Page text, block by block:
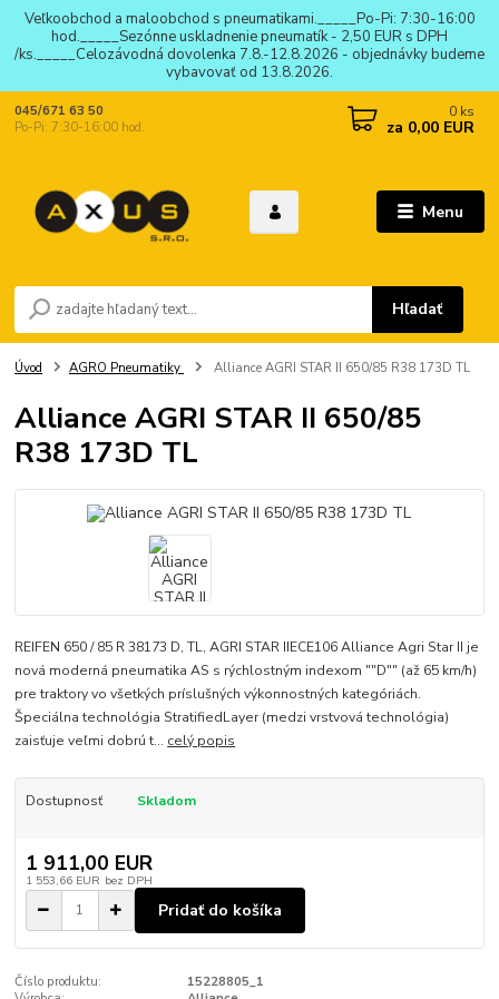
Veľkoobchod a maloobchod s pneumatikami._____Po-Pi: 7:30-16:00
hod._____Sezónne uskladnenie pneumatík - 2,50 EUR s DPH
/ks._____Celozávodná dovolenka 7.8.-12.8.2026 - objednávky budeme
vybavovať od 13.8.2026.
Menu
Hľadať
045/671 63 50
Po-Pi: 7:30-16:00 hod.
0 ks
za 0,00 EUR
Úvod AGRO Pneumatiky Alliance AGRI STAR II 650/85 R38 173D TL
Alliance AGRI STAR II 650/85
R38 173D TL
REIFEN 650 / 85 R 38173 D, TL, AGRI STAR IIECE106 Alliance Agri Star II je
nová moderná pneumatika AS s rýchlostným indexom ""D"" (až 65 km/h)
pre traktory vo všetkých príslušných výkonnostných kategóriách.
Špeciálna technológia StratifiedLayer (medzi vrstvová technológia)
zaisťuje veľmi dobrú t... celý popis
Dostupnosť Skladom
1 911,00 EUR
1 553,66 EUR bez DPH
Pridať do košíka
Číslo produktu:
15228805_1